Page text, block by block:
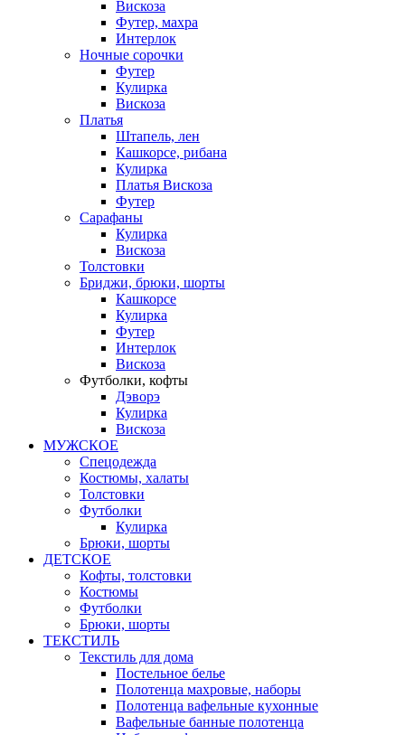
Вискоза
Футер, махра
Интерлок
Ночные сорочки
Футер
Кулирка
Вискоза
Платья
Штапель, лен
Кашкорсе, рибана
Кулирка
Платья Вискоза
Футер
Сарафаны
Кулирка
Вискоза
Толстовки
Бриджи, брюки, шорты
Кашкорсе
Кулирка
Футер
Интерлок
Вискоза
Футболки, кофты
Дэворэ
Кулирка
Вискоза
МУЖСКОЕ
Спецодежда
Костюмы, халаты
Толстовки
Футболки
Кулирка
Брюки, шорты
ДЕТСКОЕ
Кофты, толстовки
Костюмы
Футболки
Брюки, шорты
ТЕКСТИЛЬ
Текстиль для дома
Постельное белье
Полотенца махровые, наборы
Полотенца вафельные кухонные
Вафельные банные полотенца